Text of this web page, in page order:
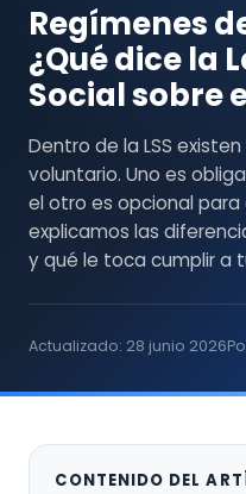
Regímenes
¿Qué dice la
Social sobre
Dentro de la LSS
voluntario. Uno es
el otro es opcional
explicamos las
y qué le toca cumplir a
Actualizado: 28 junio 2026
CONTENIDO DEL